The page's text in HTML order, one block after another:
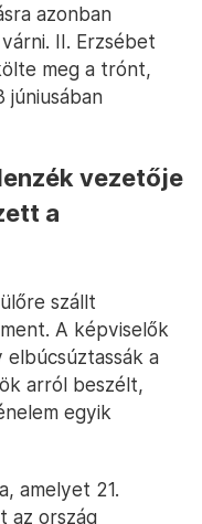
azonban
II. Erzsébet
meg a trónt,
júniusában
vezetője
a
szállt
A képviselők
a
arról beszélt,
egyik
amelyet 21.
az ország